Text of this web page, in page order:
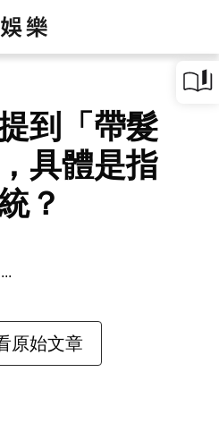
到「帶髮
具體是指
？
原始文章